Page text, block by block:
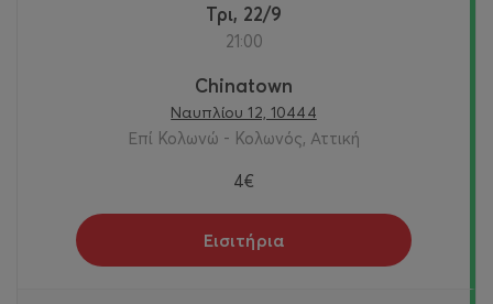
Τρι, 22/9
21:00
Chinatown
Ναυπλίου 12, 10444
Επί Κολωνώ - Κολωνός, Αττική
4€
Εισιτήρια